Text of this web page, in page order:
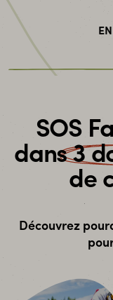
SOS
dans3
de
Découvrez